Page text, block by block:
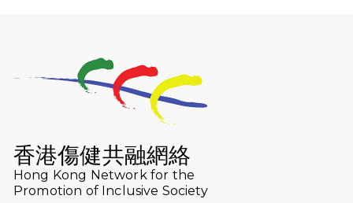
2026-07-23
猛龍長跑隊恆常練習 - 7月23日
（19:00開始）
猛龍長跑隊恆常練習 - 7月16日
2026-07-10
【猛龍戈壁118公里分享暨香港傷健共
融網絡15周年晚宴】
香港傷健共融網絡
Hong Kong Network for the
Promotion of Inclusive Society